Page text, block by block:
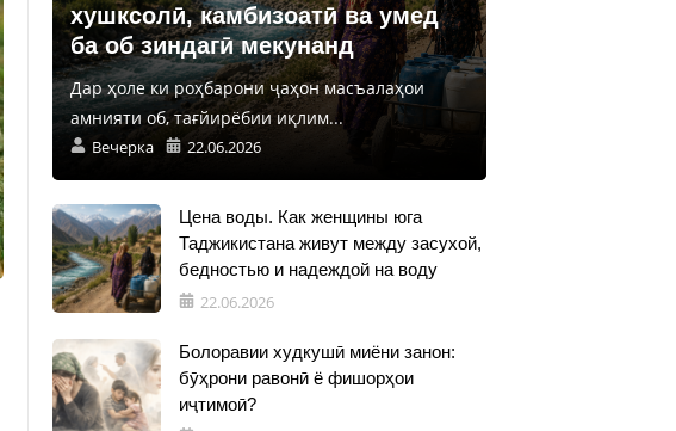
хушксолӣ, камбизоатӣ ва умед
ба об зиндагӣ мекунанд
Дар ҳоле ки роҳбарони ҷаҳон масъалаҳои
амнияти об, тағйирёбии иқлим...
Вечерка 22.06.2026
Цена воды. Как женщины юга
Таджикистана живут между засухой,
бедностью и надеждой на воду
22.06.2026
Болоравии худкушӣ миёни занон:
бӯҳрони равонӣ ё фишорҳои
иҷтимоӣ?